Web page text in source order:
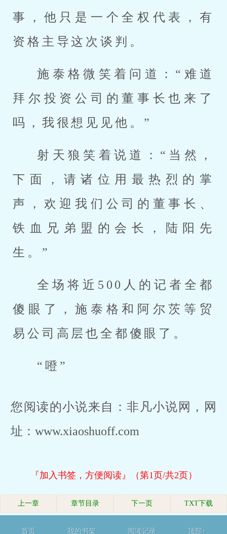
事，他只是一个全权代表，有
资格主导这次谈判。
施泰格微笑着问道：“难道
拜尔投资公司的董事长也来了
吗，我很想见见他。”
射天狼笑着说道：“当然，
下面，请诸位用最热烈的掌
声，欢迎我们公司的董事长、
铁血兄弟盟的会长，陆阳先
生。”
全场将近500人的记者全都
傻眼了，施泰格和阿尔茨等贸
易公司高层也全都傻眼了。
“噔”
您阅读的小说来自：非凡小说网，网
址：www.xiaoshuoff.com
『加入书签，方便阅读』（第1页/共2页）
上一章 章节目录 下一页 TXT下载
首页 我的书架 阅读记录 顶部↑